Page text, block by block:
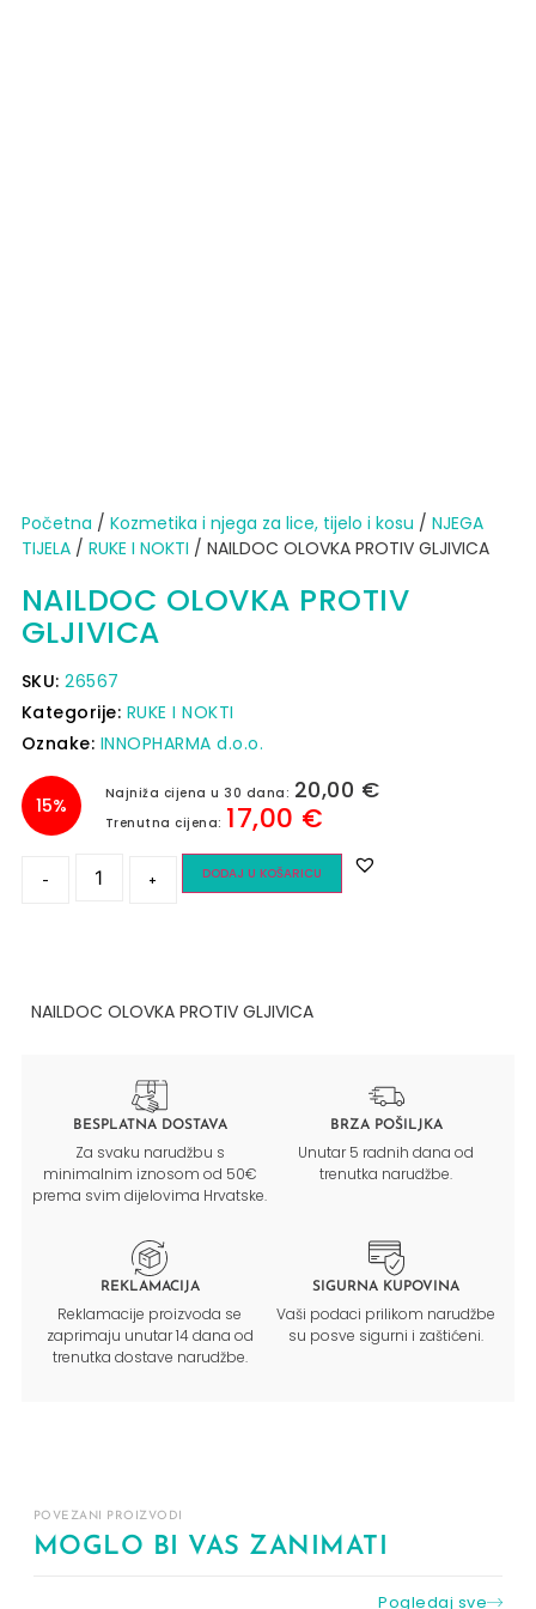
Početna / Kozmetika i njega za lice, tijelo i kosu / NJEGA
TIJELA/ RUKE I NOKTI / NAILDOC OLOVKA PROTIV GLJIVICA
NAILDOC OLOVKA PROTIV
GLJIVICA
SKU:26567
Kategorije: RUKE I NOKTI
Oznake: INNOPHARMA d.o.o.
15%
Najniža cijena u 30 dana: 20,00 €
Trenutna cijena: 17,00 €
- + DODAJ U KOŠARICU
NAILDOC OLOVKA PROTIV GLJIVICA
BESPLATNA DOSTAVA
Za svaku narudžbu s
minimalnim iznosom od 50€
prema svim dijelovima Hrvatske.
BRZA POŠILJKA
Unutar 5 radnih dana od
trenutka narudžbe.
REKLAMACIJA
Reklamacije proizvoda se
zaprimaju unutar 14 dana od
trenutka dostave narudžbe.
SIGURNA KUPOVINA
Vaši podaci prilikom narudžbe
su posve sigurni i zaštićeni.
POVEZANI PROIZVODI
MOGLO BI VAS ZANIMATI
Pogledaj sve